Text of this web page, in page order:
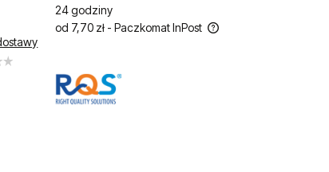
24 godziny
od 7,70 zł - Paczkomat InPost
Cena nie zawiera ewentualnych kosztów